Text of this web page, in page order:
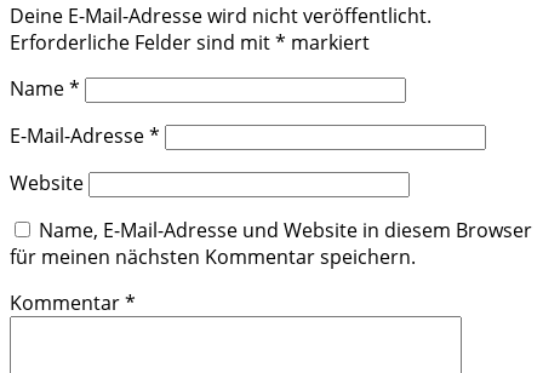
Deine E-Mail-Adresse wird nicht veröffentlicht.
Erforderliche Felder sind mit* markiert
Name*
E-Mail-Adresse*
Website
Name, E-Mail-Adresse und Website in diesem Browser
für meinen nächsten Kommentar speichern.
Kommentar*